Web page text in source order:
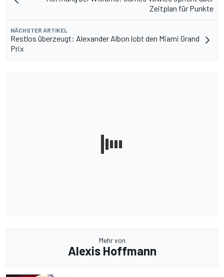
Zeitplan für Punkte
NÄCHSTER ARTIKEL
Restlos überzeugt: Alexander Albon lobt den Miami Grand
Prix
Mehr von
Alexis Hoffmann